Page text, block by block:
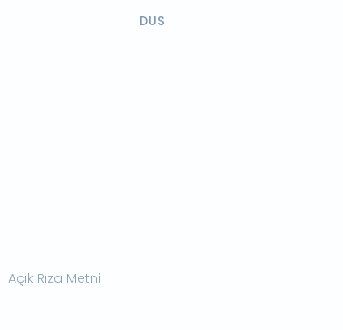
DUS
Açık Rıza Metni